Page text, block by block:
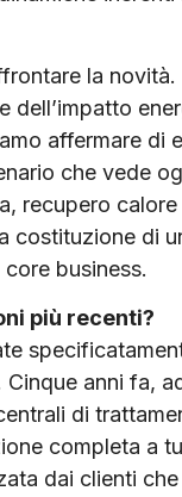
la
dell’impatto
affermare di
che vede
recupero
costituzione di
business.
più recenti?
anni fa,
di
completa a
dai clienti